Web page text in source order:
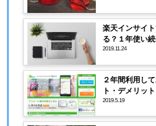
楽天インサイ
る？１年使い
2019.11.24
２年間利用し
ト・デメリッ
2019.5.19